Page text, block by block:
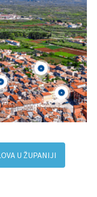
U ŽUPANIJI